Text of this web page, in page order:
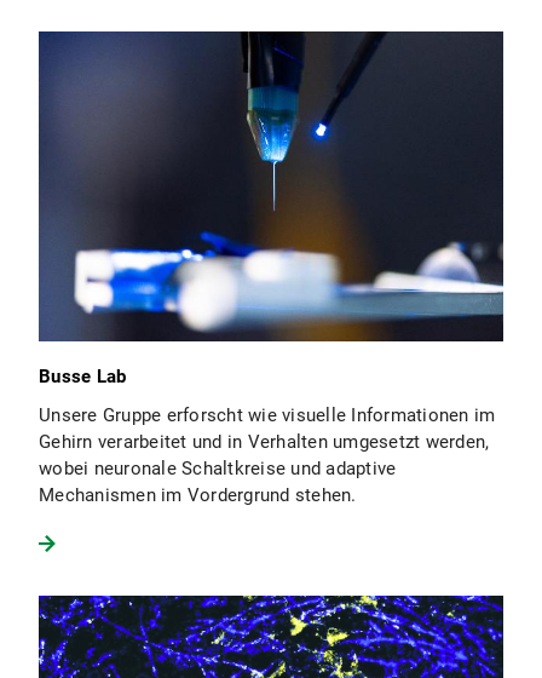
Busse Lab
Unsere Gruppe erforscht wie visuelle Informationen im
Gehirn verarbeitet und in Verhalten umgesetzt werden,
wobei neuronale Schaltkreise und adaptive
Mechanismen im Vordergrund stehen.